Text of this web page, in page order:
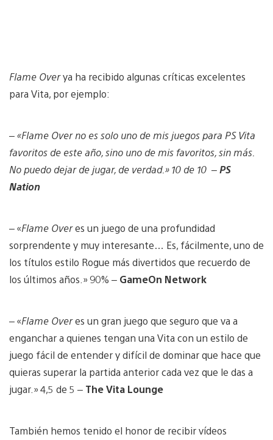
Flame Overya ha recibido algunas críticas excelentes
para Vita, por ejemplo:
– «Flame Overno es solo uno de mis juegos para PS Vita
favoritos de este año, sino uno de mis favoritos, sin más.
No puedo dejar de jugar, de verdad.» 10 de 10 –PS
Nation
– «Flame Overes un juego de una profundidad
sorprendente y muy interesante… Es, fácilmente, uno de
los títulos estilo Rogue más divertidos que recuerdo de
los últimos años.» 90% – GameOn Network
– «Flame Overes un gran juego que seguro que va a
enganchar a quienes tengan una Vita con un estilo de
juego fácil de entender y difícil de dominar que hace que
quieras superar la partida anterior cada vez que le das a
jugar.» 4,5 de 5 – The Vita Lounge
También hemos tenido el honor de recibir vídeos